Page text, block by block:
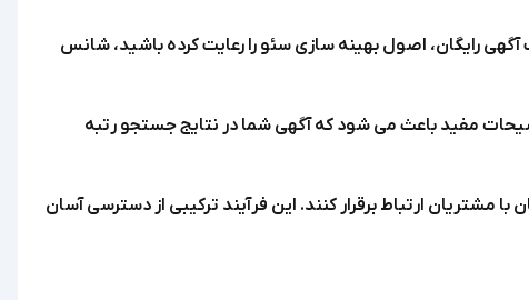
رایگان، اصول بهینه سازی سئو را رعایت کرده باشید، شانس
مفید باعث می شود که آگهی شما در نتایج جستجو رتبه
مشتریان ارتباط برقرار کنند. این فرآیند ترکیبی از دسترسی آسان